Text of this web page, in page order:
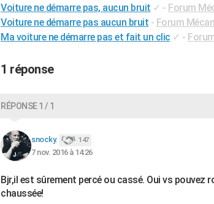
Voiture ne démarre pas, aucun bruit ✓ - Forum
Voiture ne démarre pas aucun bruit - Forum
Ma voiture ne démarre pas et fait un clic ✓ -
1 réponse
RÉPONSE 1 / 1
snocky. 147
7 nov. 2016 à 14:26
Bjr,il est sûrement percé ou cassé. Oui vs pouvez
chaussée!